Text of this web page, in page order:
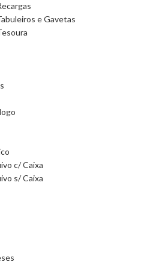
e Gavetas
c/ Caixa
s/ Caixa